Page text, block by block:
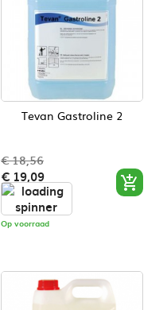
Tevan Gastroline 2
prijs
€ 18,56
€ 19,09
Op voorraad
